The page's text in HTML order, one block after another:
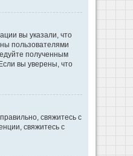
вы указали, что
пользователями
полученным
вы уверены, что
свяжитесь с
свяжитесь с